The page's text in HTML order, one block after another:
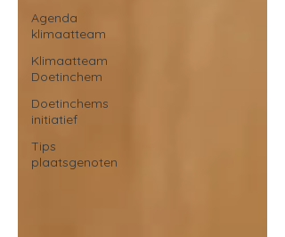
Agenda
klimaatteam
Klimaatteam
Doetinchem
Doetinchems
initiatief
Tips
plaatsgenoten